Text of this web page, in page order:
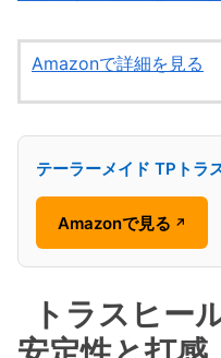
Amazonで詳細を見る
テーラーメイド TPトラ
Amazonで見る ↗
トラスヒー